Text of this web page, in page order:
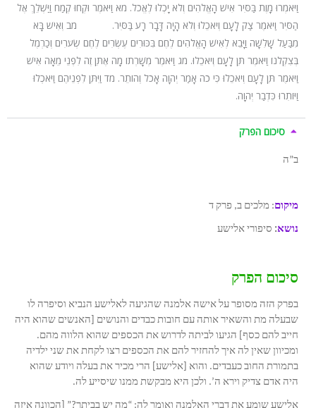
וַיֹּאמְרוּ מָוֶת בַּסִּיר אִישׁ הָאֱלֹהִים וְלֹא יָכְלוּ לֶאֱכֹל. מא וַיֹּאמֶר וּקְחוּ קֶמַח וַיַּשְׁלֵךְ אֶל
הַסִּיר וַיֹּאמֶר צַק לָעָם וְיֹאכֵלוּ וְלֹא הָיָה דָּבָר רָע בַּסִּיר. מב וְאִישׁ בָּא
מִבַּעַל שָׁלִשָׁה וַיָּבֵא לְאִישׁ הָאֱלֹהִים לֶחֶם בִּכּוּרִים עֶשְׂרִים לֶחֶם שְׂעֹרִים וְכַרְמֶל
בְּצִקְלֹנוֹ וַיֹּאמֶר תֵּן לָעָם וְיֹאכֵלוּ. מג וַיֹּאמֶר מְשָׁרְתוֹ מָה אֶתֵּן זֶה לִפְנֵי מֵאָה אִישׁ
וַיֹּאמֶר תֵּן לָעָם וְיֹאכֵלוּ כִּי כֹה אָמַר יְהוָה אָכֹל וְהוֹתֵר. מד וַיִּתֵּן לִפְנֵיהֶם וַיֹּאכְלוּ
וַיּוֹתִרוּ כִּדְבַר יְהוָה.
סיכום הפרק
ב”ה
מיקום: מלכים ב, פרק ד
נושא: סיפורי אלישע
סיכום הפרק
בפרק הזה מסופר על אישה אלמנה שהגיעה לאלישע הנביא וסיפרה לו
שבעלה מת והשאיר אותה עם חובות כבדים והנושים [האנשים שהוא היה
חייב להם כסף] הגיעו לביתה לדרוש את הכספים שהוא הלווה מהם.
ומכיוון שאין לה איך להחזיר להם את הכספים רצו לקחת את שני ילדיה
בתמורת החוב כעבדים. והוא [אלישע] הרי מכיר את בעלה ויודע שהוא
היה אדם צדיק וירא ה’. ולכן היא מבקשת ממנו שיסייע לה.
אלישע שומע את דברי האלמנה ואומר לה: “מה יש בביתך?” [הכוונה איזה